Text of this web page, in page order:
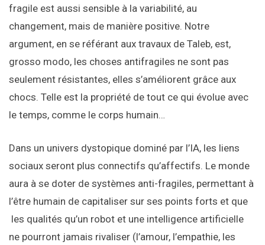
fragile est aussi sensible à la variabilité, au
changement, mais de manière positive. Notre
argument, en se référant aux travaux de Taleb, est,
grosso modo, les choses antifragiles ne sont pas
seulement résistantes, elles s’améliorent grâce aux
chocs. Telle est la propriété de tout ce qui évolue avec
le temps, comme le corps humain…
Dans un univers dystopique dominé par l’IA, les liens
sociaux seront plus connectifs qu’affectifs. Le monde
aura à se doter de systèmes anti-fragiles, permettant à
l’être humain de capitaliser sur ses points forts et que
les qualités qu’un robot et une intelligence artificielle
ne pourront jamais rivaliser (l’amour, l’empathie, les